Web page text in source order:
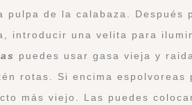
pulpa de la calabaza. Después
introducir una velita para
puedes usar gasa vieja y
rotas. Si encima espolvoreas
más viejo. Las puedes